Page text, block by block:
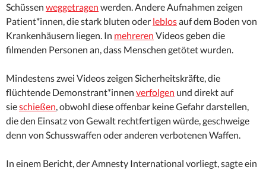
Schüssen weggetragen werden. Andere Aufnahmen zeigen
Patient*innen, die stark bluten oder leblosauf dem Boden von
Krankenhäusern liegen. In mehreren Videos geben die
filmenden Personen an, dass Menschen getötet wurden.
Mindestens zwei Videos zeigen Sicherheitskräfte, die
flüchtende Demonstrant*innen verfolgen und direkt auf
sieschießen, obwohl diese offenbar keine Gefahr darstellen,
die den Einsatz von Gewalt rechtfertigen würde, geschweige
denn von Schusswaffen oder anderen verbotenen Waffen.
In einem Bericht, der Amnesty International vorliegt, sagte ein